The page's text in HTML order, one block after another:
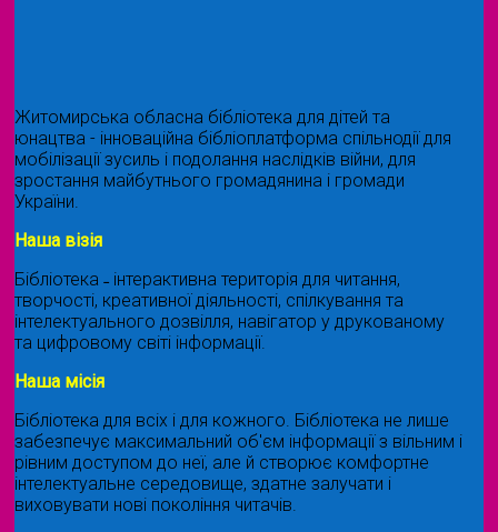
Житомирська обласна бібліотека для дітей та
юнацтва - інноваційна бібліоплатформа спільнодії для
мобілізації зусиль і подолання наслідків війни, для
зростання майбутнього громадянина і громади
України.
Наша візія
Бібліотека ˗ інтерактивна територія для читання,
творчості, креативної діяльності, спілкування та
інтелектуального дозвілля, навігатор у друкованому
та цифровому світі інформації.
Наша місія
Бібліотека для всіх і для кожного. Бібліотека не лише
забезпечує максимальний об'єм інформації з вільним і
рівним доступом до неї, але й створює комфортне
інтелектуальне середовище, здатне залучати і
виховувати нові покоління читачів.